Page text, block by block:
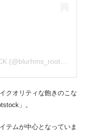
クオリティな飽きのこな
」。
テムが中心となっていま